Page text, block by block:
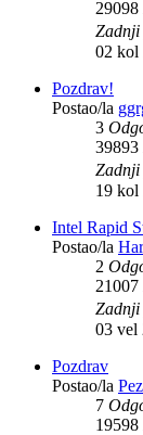
29098
Zadnji
02 kol
Pozdrav!
Postao/la
3
39893
Zadnji
19 kol
Intel Rapid
Postao/la
2
21007
Zadnji
03 vel
Pozdrav
Postao/la
7
19598